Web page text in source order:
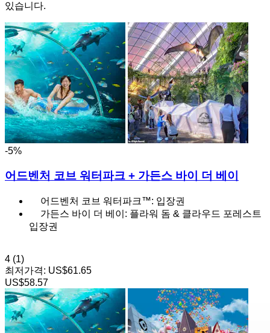
있습니다.
-5%
어드벤처 코브 워터파크 + 가든스 바이 더 베이
어드벤처 코브 워터파크™: 입장권
가든스 바이 더 베이: 플라워 돔 & 클라우드 포레스트
입장권
4 (1)
최저가격: US$61.65
US$58.57